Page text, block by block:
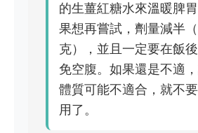
的生薑紅糖水來溫暖脾
果想再嘗試，劑量減半
克），並且一定要在飯
免空腹。如果還是不適
體質可能不適合，就不
用了。